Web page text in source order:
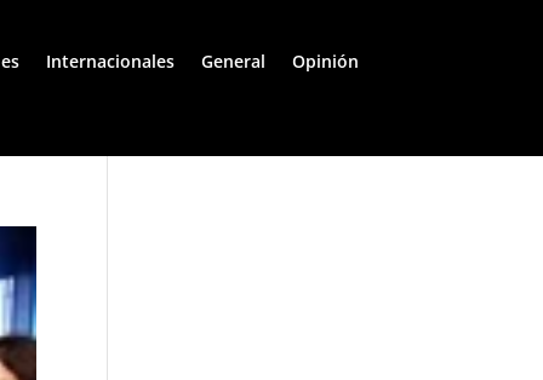
Internacionales General Opinión